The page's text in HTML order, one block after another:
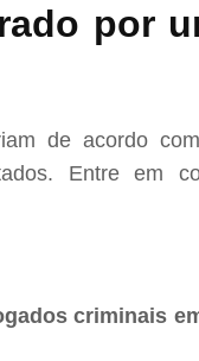
por
de acordo
Entre em
criminais